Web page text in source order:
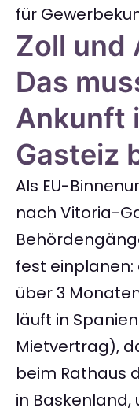
für
Zoll und
Das
Ankunft
Gasteiz
Als EU-
nach Vitoria-
fest einplanen:
über 3
läuft in
Mietvertrag),
beim Rathaus
in Baskenland,